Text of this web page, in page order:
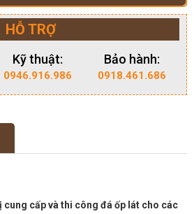
HỖ TRỢ
Kỹ thuật:
0946.916.986
Bảo hành:
0918.461.686
cung cấp và thi công đá ốp lát cho các